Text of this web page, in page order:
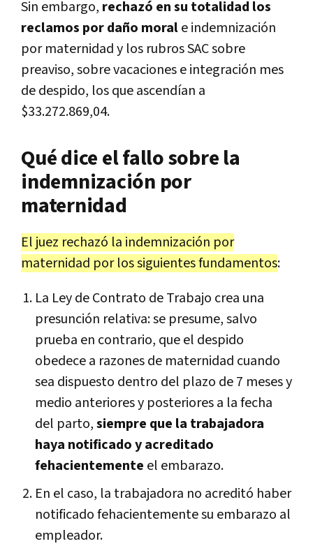
Sin embargo, rechazó en su totalidad los
reclamos por daño morale indemnización
por maternidad y los rubros SAC sobre
preaviso, sobre vacaciones e integración mes
de despido, los que ascendían a
$33.272.869,04.
Qué dice el fallo sobre la
indemnización por
maternidad
El juez rechazó la indemnización por
maternidad por los siguientes fundamentos:
La Ley de Contrato de Trabajo crea una
presunción relativa: se presume, salvo
prueba en contrario, que el despido
obedece a razones de maternidad cuando
sea dispuesto dentro del plazo de 7 meses y
medio anteriores y posteriores a la fecha
del parto,siempre que la trabajadora
haya notificado y acreditado
fehacientemente el embarazo.
En el caso, la trabajadora no acreditó haber
notificadofehacientemente su embarazo al
empleador.